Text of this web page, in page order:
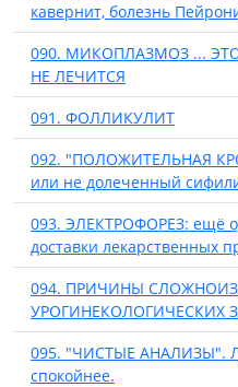
кавернит, болезнь
090. МИКОПЛАЗМОЗ ...
НЕ ЛЕЧИТСЯ
091. ФОЛЛИКУЛИТ
092. "ПОЛОЖИТЕЛЬНАЯ
или не долеченный
093. ЭЛЕКТРОФОРЕЗ: ещё
доставки лекарственных
094. ПРИЧИНЫ
УРОГИНЕКОЛОГИЧЕСКИХ
095. "ЧИСТЫЕ АНАЛИЗЫ".
спокойнее.